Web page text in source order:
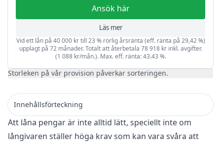
Ansök här
Läs mer
Vid ett lån på 40 000 kr till 23 % rörlig årsränta (eff. ränta på 29,42 %)
upplagt på 72 månader. Totalt att återbetala 78 918 kr inkl. avgifter.
(1 088 kr/mån.). Max. eff. ränta: 43.43 %.
Storleken på vår provision påverkar sorteringen.
Att låna pengar är inte alltid lätt, speciellt inte om
långivaren ställer höga krav som kan vara svåra att
Innehållsförteckning